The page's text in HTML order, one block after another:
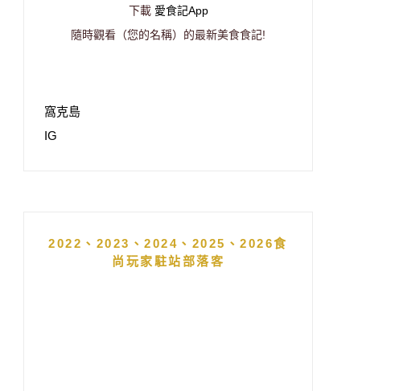
下載 愛食記App
隨時觀看（您的名稱）的最新美食食記!
窩克島
IG
2022、2023、2024、2025、2026食
尚玩家駐站部落客